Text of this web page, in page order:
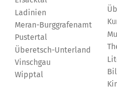
Ladinien
Meran-Burggrafenamt
Pustertal
Überetsch-Unterland
Vinschgau
Wipptal